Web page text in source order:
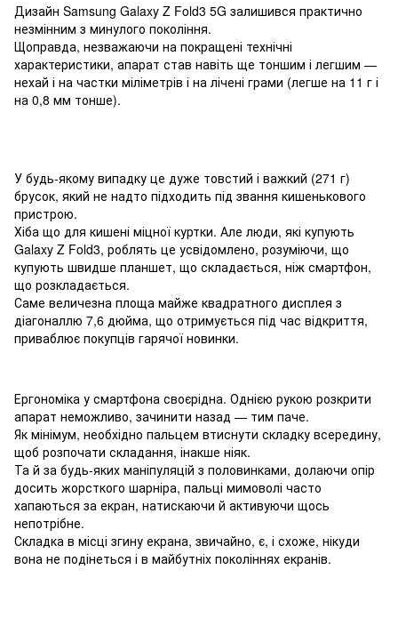
Дизайн Samsung Galaxy Z Fold3 5G залишився практично
незмінним з минулого покоління.
Щоправда, незважаючи на покращені технічні
характеристики, апарат став навіть ще тоншим і легшим —
нехай і на частки міліметрів і на лічені грами (легше на 11 г і
на 0,8 мм тонше).
У будь-якому випадку це дуже товстий і важкий (271 г)
брусок, який не надто підходить під звання кишенькового
пристрою.
Хіба що для кишені міцної куртки. Але люди, які купують
Galaxy Z Fold3, роблять це усвідомлено, розуміючи, що
купують швидше планшет, що складається, ніж смартфон,
що розкладається.
Саме величезна площа майже квадратного дисплея з
діагоналлю 7,6 дюйма, що отримується під час відкриття,
приваблює покупців гарячої новинки.
Ергономіка у смартфона своєрідна. Однією рукою розкрити
апарат неможливо, зачинити назад — тим паче.
Як мінімум, необхідно пальцем втиснути складку всередину,
щоб розпочати складання, інакше ніяк.
Та й за будь-яких маніпуляцій з половинками, долаючи опір
досить жорсткого шарніра, пальці мимоволі часто
хапаються за екран, натискаючи й активуючи щось
непотрібне.
Складка в місці згину екрана, звичайно, є, і схоже, нікуди
вона не подінеться і в майбутніх поколіннях екранів.